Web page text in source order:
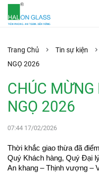
Trang Chủ Tin sự kiện
NGỌ 2026
CHÚC
NGỌ 2026
07:44 17/02/2026
Thời khắc giao thừa đã
Quý Khách hàng, Quý Đại
An khang – Thịnh vượng –